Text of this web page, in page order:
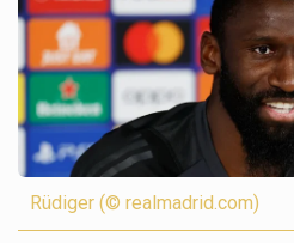
Rüdiger (© realmadrid.com)